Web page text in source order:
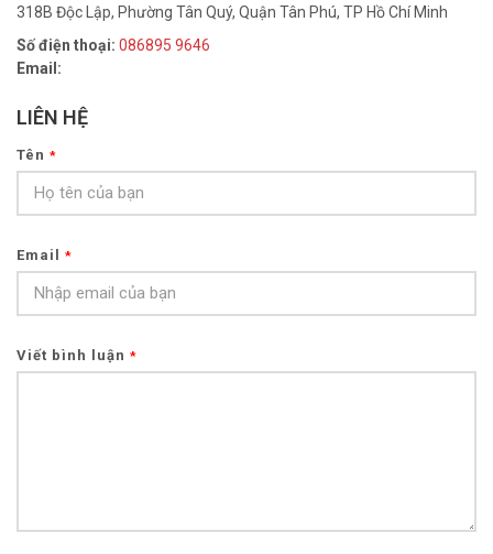
318B Độc Lập, Phường Tân Quý, Quận Tân Phú, TP Hồ Chí Minh
Số điện thoại: 086895 9646
Email:
LIÊN HỆ
Tên *
Email *
Viết bình luận *